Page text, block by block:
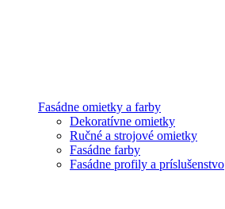
Fasádne omietky a farby
Dekoratívne omietky
Ručné a strojové omietky
Fasádne farby
Fasádne profily a príslušenstvo